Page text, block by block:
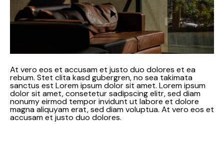
At vero eos et accusam et justo duo dolores et ea
rebum. Stet clita kasd gubergren, no sea takimata
sanctus est Lorem ipsum dolor sit amet. Lorem ipsum
dolor sit amet, consetetur sadipscing elitr, sed diam
nonumy eirmod tempor invidunt ut labore et dolore
magna aliquyam erat, sed diam voluptua. At vero eos et
accusam et justo duo dolores.